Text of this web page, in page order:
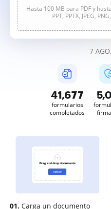
Hasta 100 MB para PDF y
PPT, PPTX, JPEG,
7
41,677
formularios
completados
01. Carga un documento